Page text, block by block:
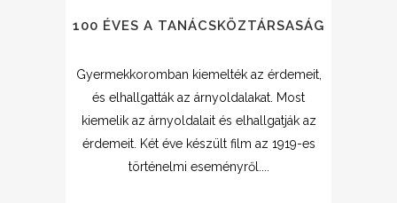
100 ÉVES A TANÁCSKÖZTÁRSASÁG
Gyermekkoromban kiemelték az érdemeit,
és elhallgatták az árnyoldalakat. Most
kiemelik az árnyoldalait és elhallgatják az
érdemeit. Két éve készült film az 1919-es
történelmi eseményről....